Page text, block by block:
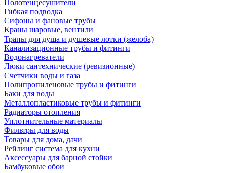
Полотенцесушители
Гибкая подводка
Сифоны и фановые трубы
Краны шаровые, вентили
Трапы для душа и душевые лотки (желоба)
Канализационные трубы и фитинги
Водонагреватели
Люки сантехнические (ревизионные)
Счетчики воды и газа
Полипропиленовые трубы и фитинги
Баки для воды
Металлопластиковые трубы и фитинги
Радиаторы отопления
Уплотнительные материалы
Фильтры для воды
Товары для дома, дачи
Рейлинг система для кухни
Аксессуары для барной стойки
Бамбуковые обои